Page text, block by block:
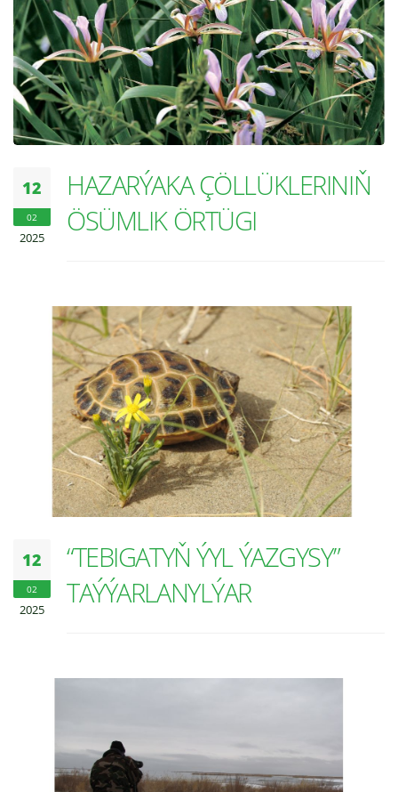
12
02
2025
HAZARÝAKA ÇÖLLÜKLERINIŇ
ÖSÜMLIK ÖRTÜGI
12
02
2025
“TEBIGATYŇ ÝYL ÝAZGYSY”
TAÝÝARLANYLÝAR